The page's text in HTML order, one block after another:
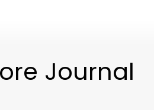
Journal